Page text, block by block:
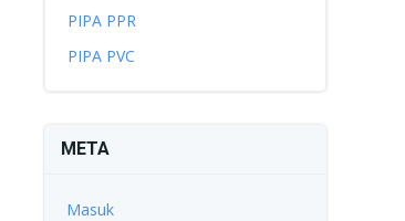
PIPA PPR
PIPA PVC
META
Masuk